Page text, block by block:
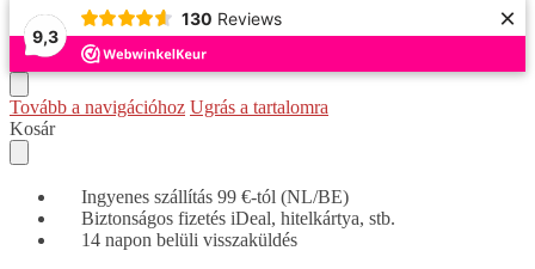
9,3
130 Reviews ×
Tovább a navigációhoz Ugrás a tartalomra
Kosár
Ingyenes szállítás 99 €-tól (NL/BE)
Biztonságos fizetés iDeal, hitelkártya, stb.
14 napon belüli visszaküldés